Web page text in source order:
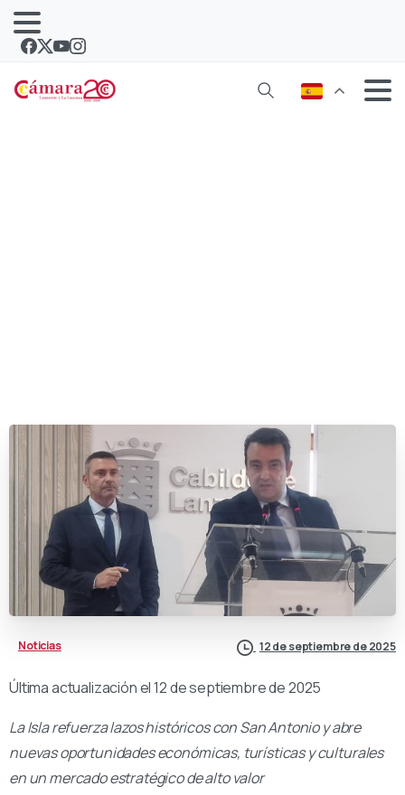
Noticias 12 de septiembre de 2025
Última actualización el 12 de septiembre de 2025
La Isla refuerza lazos históricos con San Antonio y abre
nuevas oportunidades económicas, turísticas y culturales
en un mercado estratégico de alto valor